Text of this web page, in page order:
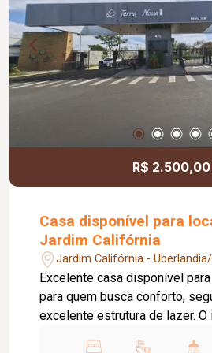
moradores. Agende sua visita e venha conhecer
esta excelente oportunidade
imóvel moderno, funcional e
R$ 2.500,00
Casa disponível para
Jardim Califórnia
Jardim Califórnia -
Excelente casa disponível
para quem busca conforto,
excelente estrutura de lazer. O